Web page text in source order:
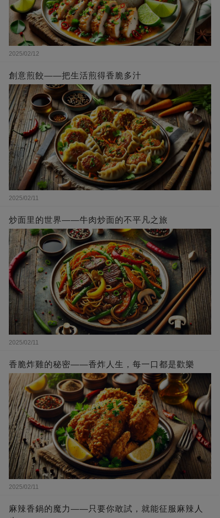
2025/02/12
創意煎餃——把生活煎得香脆多汁
2025/02/11
炒面里的世界——牛肉炒面的不平凡之旅
2025/02/11
香脆炸雞的秘密——香炸人生，每一口都是歡樂
2025/02/11
麻辣香鍋的魔力——只要你敢試，就能征服麻辣人